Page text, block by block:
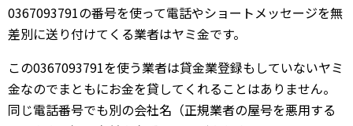
0367093791の番号を使って電話やショートメッセージを無
差別に送り付けてくる業者はヤミ金です。
この0367093791を使う業者は貸金業登録もしていないヤミ
金なのでまともにお金を貸してくれることはありません。
同じ電話番号でも別の会社名（正規業者の屋号を悪用する